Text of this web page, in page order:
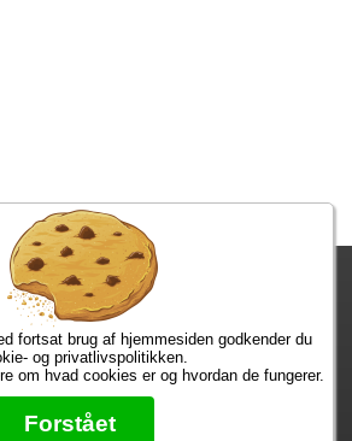
• Fragtgebyret bortfalder ved køb over
DKK 299,00
har du dine varer på tirsdag!
50 kr. Bøger til en 🐕
★★★★★
kunder siger om os på Trustpilot
fortsat brug af hjemmesiden godkender du
og privatlivspolitikken.
om hvad cookies er og hvordan de fungerer.
Forstået